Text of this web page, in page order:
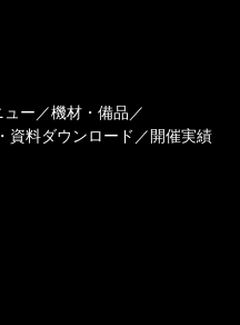
ュー
機材・備品
資料ダウンロード 開催実績